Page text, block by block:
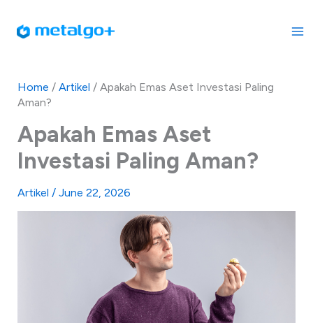
Home / Artikel / Apakah Emas Aset Investasi Paling
Aman?
Apakah Emas Aset
Investasi Paling Aman?
Artikel / June 22, 2026